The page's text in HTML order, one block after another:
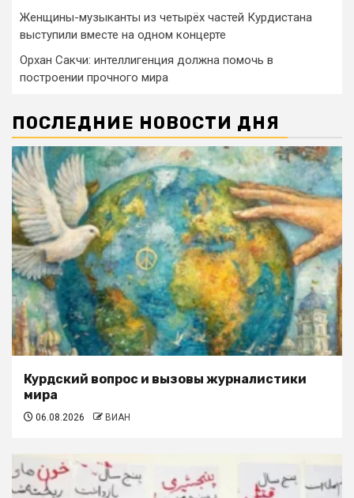
Женщины-музыканты из четырёх частей Курдистана
выступили вместе на одном концерте
Орхан Сакчи: интеллигенция должна помочь в
построении прочного мира
ПОСЛЕДНИЕ НОВОСТИ ДНЯ
Курдский вопрос и вызовы журналистики
мира
06.08.2026 ВИАН